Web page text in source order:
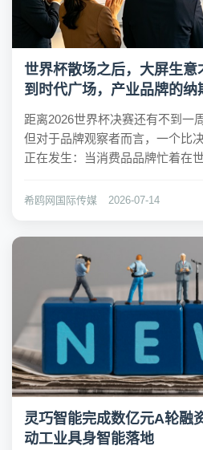
世界杯散场之后，大屏生
到时代广场，产业品牌的纳
距离2026世界杯决赛还有不到一
但对于品牌观察者而言，一个比
正在发生：当消费品品牌忙着在
国企业——正在以一种完全不同
希鸥网国际传媒 2026-07-14
灵巧智能完成数亿元A轮融
动工业具身智能落地